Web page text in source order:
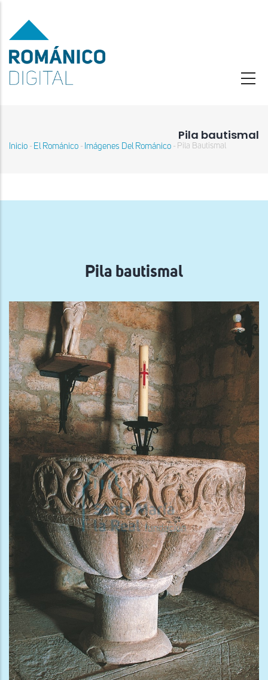
contenido
principal
Pila bautismal
Sobrescribir
navegación
Inicio - El Románico - Imágenes Del Románico - Pila Bautismal
Pila bautismal